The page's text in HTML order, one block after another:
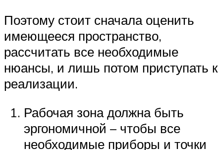
Поэтому стоит сначала оценить
имеющееся пространство,
рассчитать все необходимые
нюансы, и лишь потом приступать к
реализации.
Рабочая зона должна быть
эргономичной – чтобы все
необходимые приборы и точки